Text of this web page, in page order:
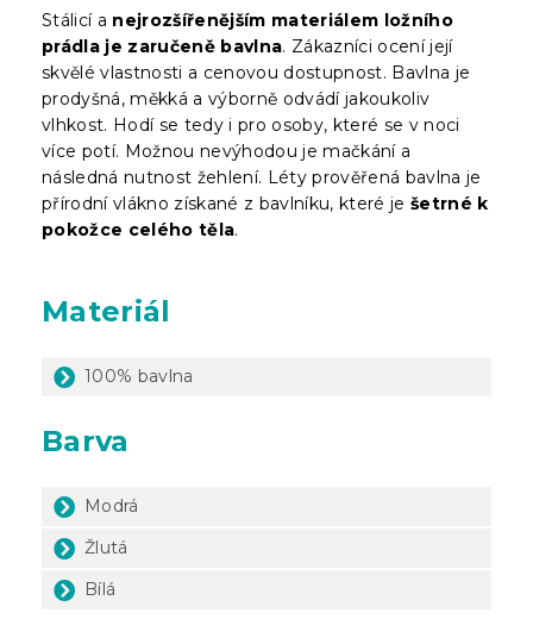
Stálicí a nejrozšířenějším materiálem ložního
prádla je zaručeně bavlna. Zákazníci ocení její
skvělé vlastnosti a cenovou dostupnost. Bavlna je
prodyšná, měkká a výborně odvádí jakoukoliv
vlhkost. Hodí se tedy i pro osoby, které se v noci
více potí. Možnou nevýhodou je mačkání a
následná nutnost žehlení. Léty prověřená bavlna je
přírodní vlákno získané z bavlníku, které je šetrné k
pokožce celého těla.
Materiál
100% bavlna
Barva
Modrá
Žlutá
Bílá